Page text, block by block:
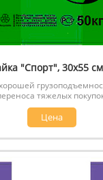
"Спорт", 30х55
тяжелых
Цена